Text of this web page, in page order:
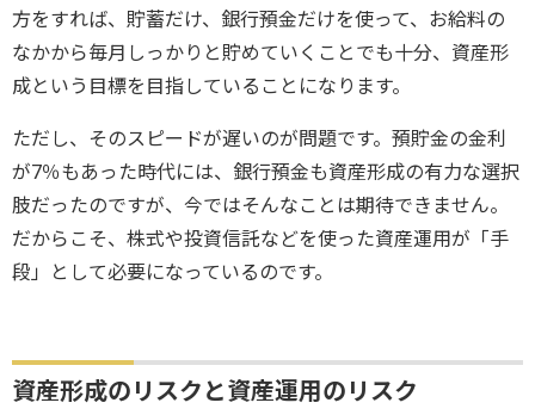
方をすれば、貯蓄だけ、銀行預金だけを使って、お給料の
なかから毎月しっかりと貯めていくことでも十分、資産形
成という目標を目指していることになります。
ただし、そのスピードが遅いのが問題です。預貯金の金利
が7％もあった時代には、銀行預金も資産形成の有力な選択
肢だったのですが、今ではそんなことは期待できません。
だからこそ、株式や投資信託などを使った資産運用が「手
段」として必要になっているのです。
資産形成のリスクと資産運用のリスク